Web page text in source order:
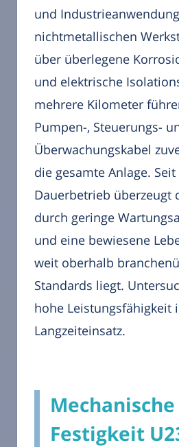
und
nichtmetallischen
über überlegene
und elektrische
mehrere Kilometer
Pumpen-, Steuerungs-
Überwachungskabel
die gesamte Anlage.
Dauerbetrieb überzeugt
durch geringe
und eine bewiesene
weit oberhalb
Standards liegt.
hohe Leistungsfähigkeit
Langzeiteinsatz.
Mechanische
Festigkeit